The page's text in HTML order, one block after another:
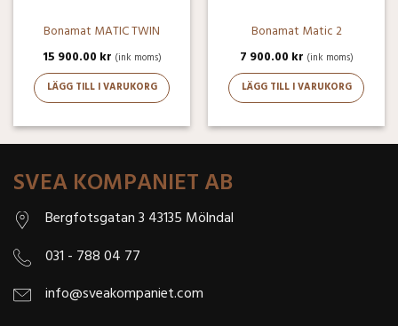
Bonamat MATIC TWIN
15 900.00 kr (ink moms)
LÄGG TILL I VARUKORG
Bonamat Matic 2
7 900.00 kr (ink moms)
LÄGG TILL I VARUKORG
SVEA KOMPANIET AB
Bergfotsgatan 3 43135 Mölndal
031 - 788 04 77
info@sveakompaniet.com